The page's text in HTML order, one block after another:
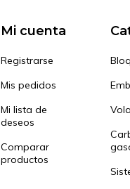
Mi cuenta
Registrarse
Mis pedidos
Mi lista de
deseos
Comparar
productos